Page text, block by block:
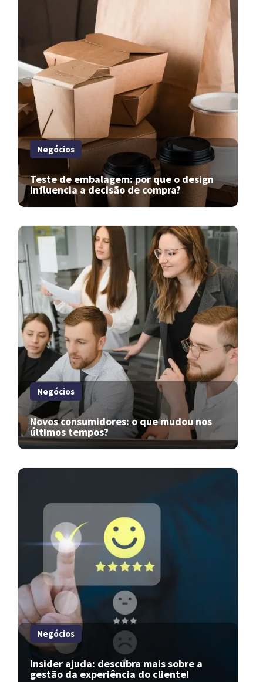
Negócios
Teste de embalagem: por que o design
influencia a decisão de compra?
Negócios
Novos consumidores: o que mudou nos
últimos tempos?
Negócios
Insider ajuda: descubra mais sobre a
gestão da experiência do cliente!